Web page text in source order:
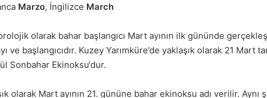
Marzo, İngilizce March
olarak bahar başlangıcı Mart ayının ilk gününde
ve başlangıcıdır. Kuzey Yarımküre’de yaklaşık olarak 21 Mart
Sonbahar Ekinoksu‘dur.
olarak Mart ayının 21. gününe bahar ekinoksu adı verilir. Aynı